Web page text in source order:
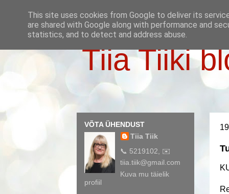
Tiia Tiiki
VÕTA ÜHENDUST
Tiia Tiik
📞 5219102, ✉️
tiia.tiik@gmail.com
Kuva mu täielik
profiil
This site uses cookies from Google to deliver its
are shared with Google along with performance and
statistics, and to detect and address abuse.